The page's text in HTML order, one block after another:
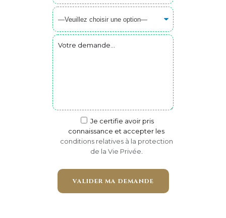
Je certifie avoir pris
connaissance et accepter les
conditions relatives à la protection
de la Vie Privée